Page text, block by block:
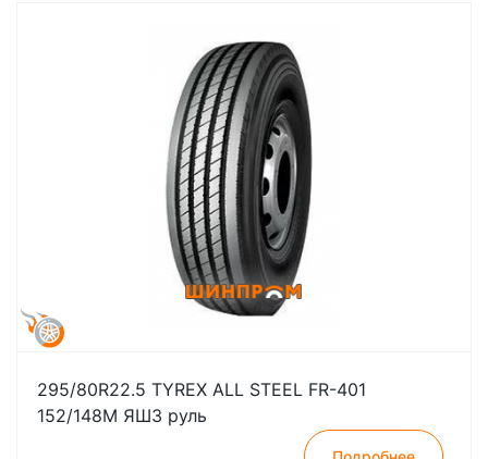
295/80R22.5 TYREX ALL STEEL FR-401
152/148M ЯШЗ руль